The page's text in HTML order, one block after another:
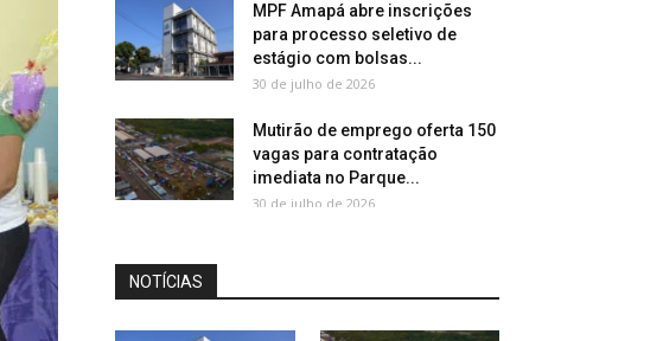
MPF Amapá abre inscrições
para processo seletivo de
estágio com bolsas...
30 de julho de 2026
Mutirão de emprego oferta 150
vagas para contratação
imediata no Parque...
30 de julho de 2026
NOTÍCIAS